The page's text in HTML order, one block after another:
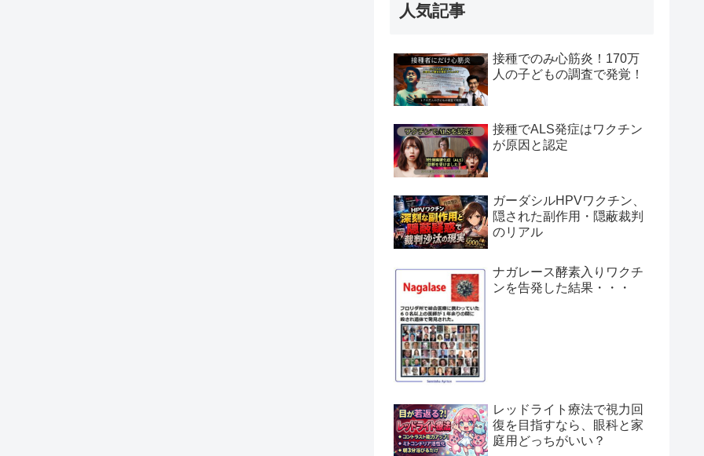
人気記事
接種でのみ心筋炎！170万
人の子どもの調査で発覚！
接種でALS発症はワクチン
が原因と認定
ガーダシルHPVワクチン、
隠された副作用・隠蔽裁判
のリアル
ナガレース酵素入りワクチ
ンを告発した結果・・・
レッドライト療法で視力回
復を目指すなら、眼科と家
庭用どっちがいい？